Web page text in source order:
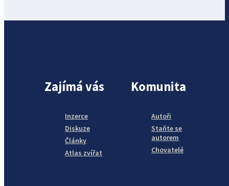
Zajímá vás
Inzerce
Diskuze
Články
Atlas zvířat
Komunita
Autoři
Staňte se
autorem
Chovatelé